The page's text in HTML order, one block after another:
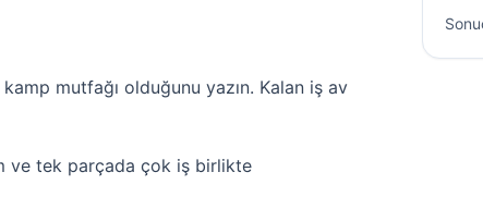
mutfağı olduğunu yazın. Kalan iş av
ve tek parçada çok iş birlikte